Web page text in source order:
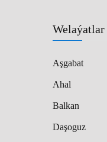
Welaýatlar
Aşgabat
Ahal
Balkan
Daşoguz